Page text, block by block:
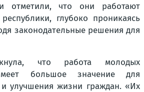
отметили, что они работают
глубоко проникаясь
законодательные решения для
что работа молодых
большое значение для
и улучшения жизни граждан. «Их